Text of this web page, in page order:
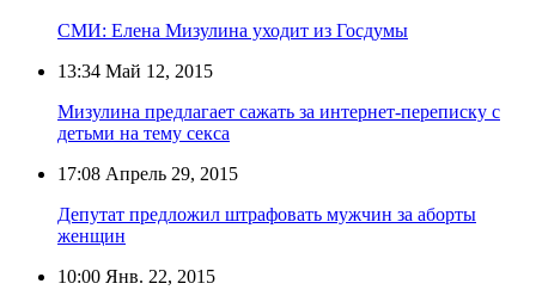
СМИ: Елена Мизулина уходит из Госдумы
13:34 Май 12, 2015
Мизулина предлагает сажать за интернет-переписку с
детьми на тему секса
17:08 Апрель 29, 2015
Депутат предложил штрафовать мужчин за аборты
женщин
10:00 Янв. 22, 2015